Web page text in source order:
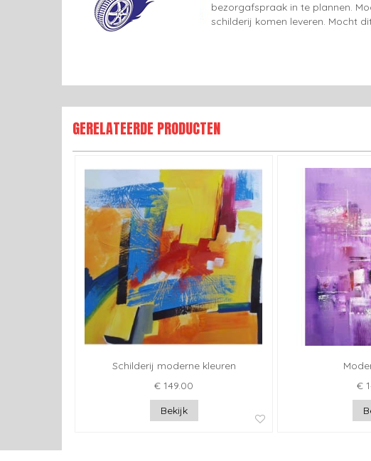
bezorgafspraak in te plannen.
schilderij komen leveren. Mocht
GERELATEERDE PRODUCTEN
Schilderij moderne kleuren
€ 149.00
Bekijk
€